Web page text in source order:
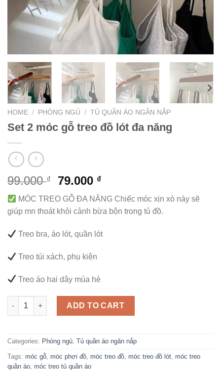
HOME / PHÒNG NGỦ / TỦ QUẦN ÁO NGĂN NẮP
Set 2 móc gỗ treo đồ lót đa năng
99.000₫ 79.000 ₫
MÓC TREO GỖ ĐA NĂNG Chiếc móc xịn xò này sẽ
giúp mn thoát khỏi cảnh bừa bộn trong tủ đồ.
Treo bra, áo lót, quần lót
Treo túi xách, phụ kiện
Treo áo hai dây mùa hè
Set 2 móc gỗ treo đồ lót đa năng quantity
ADD TO CART
Categories: Phòng ngủ, Tủ quần áo ngăn nắp
Tags: móc gỗ, móc phơi đồ, móc treo đồ, móc treo đồ lót, móc treo
quần áo, móc treo tủ quần áo